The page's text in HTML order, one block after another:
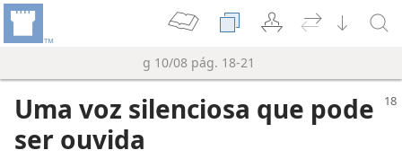
g 10/08 pág. 18-21
Uma voz silenciosa que pode
ser ouvida